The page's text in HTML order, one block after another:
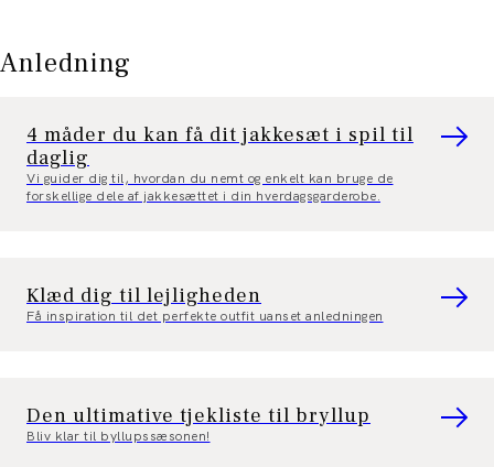
Anledning
4 måder du kan få dit jakkesæt i spil til
daglig
Vi guider dig til, hvordan du nemt og enkelt kan bruge de
forskellige dele af jakkesættet i din hverdagsgarderobe.
Klæd dig til lejligheden
Få inspiration til det perfekte outfit uanset anledningen
Den ultimative tjekliste til bryllup
Bliv klar til byllupssæsonen!